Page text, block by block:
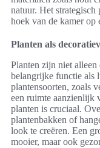
natuur. Het strategisch
hoek van de kamer op
Planten als
Planten zijn niet
belangrijke functie als
plantensoorten, zoals
een ruimte aanzienlijk
planten is cruciaal.
plantenbakken of
look te creëren. Een
mooier, maar ook